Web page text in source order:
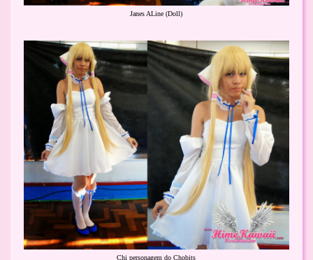
Janes ALine (Doll)
Chi personagem do Chobits